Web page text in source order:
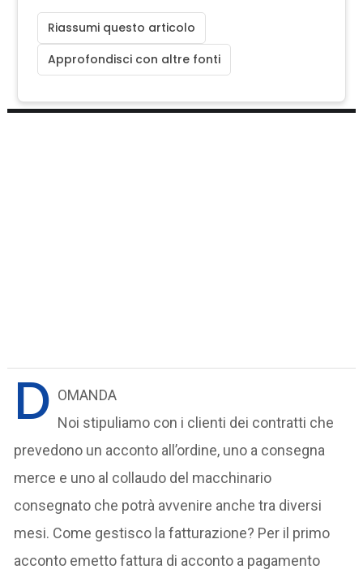
Riassumi questo articolo
Approfondisci con altre fonti
D OMANDA
Noi stipuliamo con i clienti dei contratti che
prevedono un acconto all’ordine, uno a consegna
merce e uno al collaudo del macchinario
consegnato che potrà avvenire anche tra diversi
mesi. Come gestisco la fatturazione? Per il primo
acconto emetto fattura di acconto a pagamento